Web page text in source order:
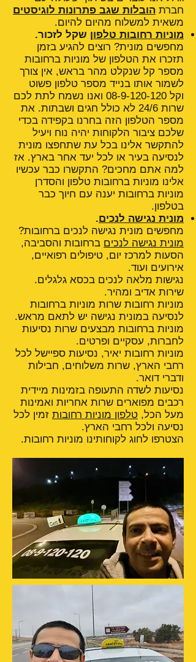
חברת הובלות שגב פתרונות לוגיסטים
משאית למשלוח מהיום להיום.
מוניות רחובות טלפון שקל לזכור.
מחפשים מונית? רוצים להגיע בזמן
תזכרו את הטלפון של מוניות ברחובות
מספר קל שנקלט מהר בראש, אין צורך
לשמור אותו בנייד מספר טלפון פשוט
וקל 08-9-120-120 ואנו נשמח לתת לכם
שרות 24/6 לא כולל חגים ושבתות. את
מספר הטלפון הזה בחרנו בקפידה בכדי
שלכם ציבור הלקוחות יהיה נוח ויעיל
להתקשר אלינו בכל עת שתחפצו מונית
לנסיעה בעיר או לכל יעד אחר בארץ. אז
למה אתם מחכים? התקשרו כבר עכשיו
אלינו מוניות ברחובות טלפון והסדרן
מוניות ברחובות יענה עם חיוך כבר
בטלפון.
מונית נגישה לנכים.
מחפשים מונית נגישה לנכים ברחובות?
מונית נגישה לנכים ברחובות והסביבה,
הסעות למרכז יום, טיפולים רפואיים,
אירועים ועוד.
נגישות מלאה לנכים בכסא גלגלים.
שירות אדיב ומהיר.
מוניות רחובות שרות מוניות ברחובות
לנסיעה במונית נגישה יש לתאם מראש.
מוניות ברחובות מבצעים שרות נסיעות
לחברות, עסקיים ופרטים.
מוניות רחובות יאיר, נסיעות ספיישל לכל
רחבי הארץ, שרות משלוחים, חבילות
ודברי דואר.
נסיעות לשדה התעופה בזמינות מיידית
רכבים מפוארים שרות אחריות ואמינות
מעל הכל, טלפון מוניות רחובות זמין לכל
נסיעה ולכל רחבי הארץ.
הצטרפו לחוג לקוחותינו מוניות רחובות.